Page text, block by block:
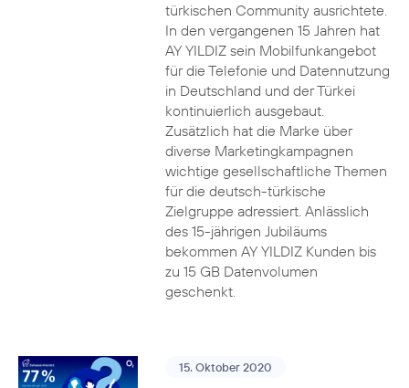
türkischen Community ausrichtete.
In den vergangenen 15 Jahren hat
AY YILDIZ sein Mobilfunkangebot
für die Telefonie und Datennutzung
in Deutschland und der Türkei
kontinuierlich ausgebaut.
Zusätzlich hat die Marke über
diverse Marketingkampagnen
wichtige gesellschaftliche Themen
für die deutsch-türkische
Zielgruppe adressiert. Anlässlich
des 15-jährigen Jubiläums
bekommen AY YILDIZ Kunden bis
zu 15 GB Datenvolumen
geschenkt.
15. Oktober 2020